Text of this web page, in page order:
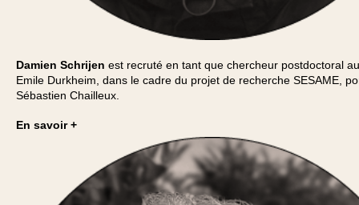
Damien Schrijen est recruté en tant que chercheur postdoctoral
Emile Durkheim, dans le cadre du projet de recherche SESAME,
Sébastien Chailleux.
En savoir +